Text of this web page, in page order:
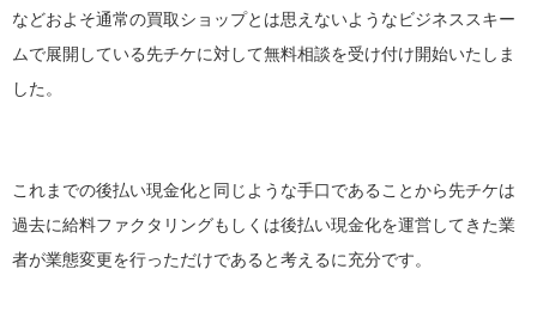
などおよそ通常の買取ショップとは思えないようなビジネススキー
ムで展開している先チケに対して無料相談を受け付け開始いたしま
した。
これまでの後払い現金化と同じような手口であることから先チケは
過去に給料ファクタリングもしくは後払い現金化を運営してきた業
者が業態変更を行っただけであると考えるに充分です。